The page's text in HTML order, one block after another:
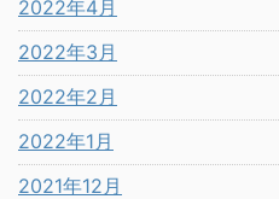
2022年4月
2022年3月
2022年2月
2022年1月
2021年12月